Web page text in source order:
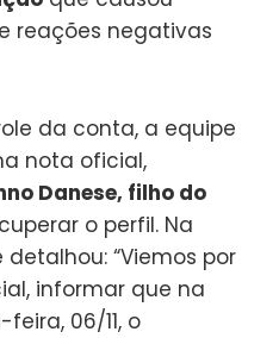
reações negativas
da conta, a equipe
nota oficial,
Danese, filho do
o perfil. Na
“Viemos por
informar que na
06/11, o